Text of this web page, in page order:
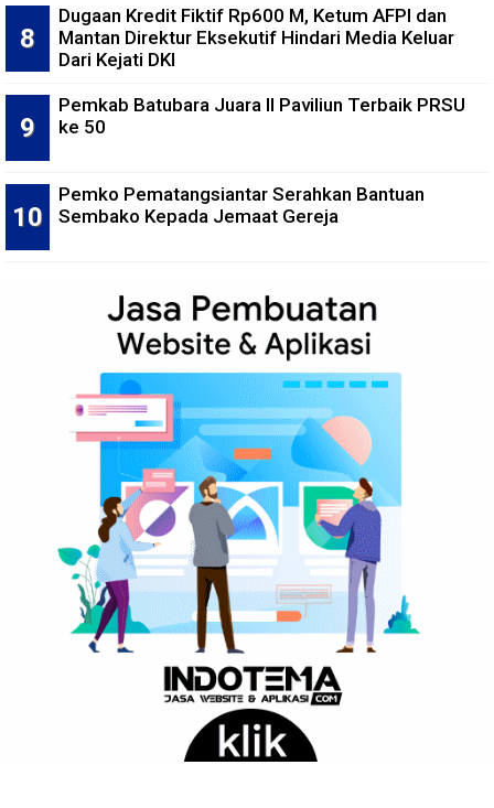
Dugaan Kredit Fiktif Rp600 M, Ketum AFPI dan
Mantan Direktur Eksekutif Hindari Media Keluar
Dari Kejati DKI
Pemkab Batubara Juara II Paviliun Terbaik PRSU
ke 50
Pemko Pematangsiantar Serahkan Bantuan
Sembako Kepada Jemaat Gereja